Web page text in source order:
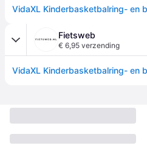
VidaXL Kinderbasketbalring- en
Fietsweb
€ 6,95 verzending
VidaXL Kinderbasketbalring- en